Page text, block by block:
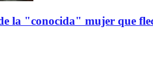
la "conocida" mujer que